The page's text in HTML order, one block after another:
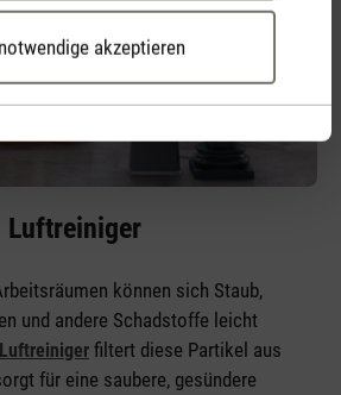
akzeptieren
Luftreiniger
können sich Staub,
und andere Schadstoffe leicht
Luftreiniger filtert diese Partikel aus
für eine saubere, gesündere